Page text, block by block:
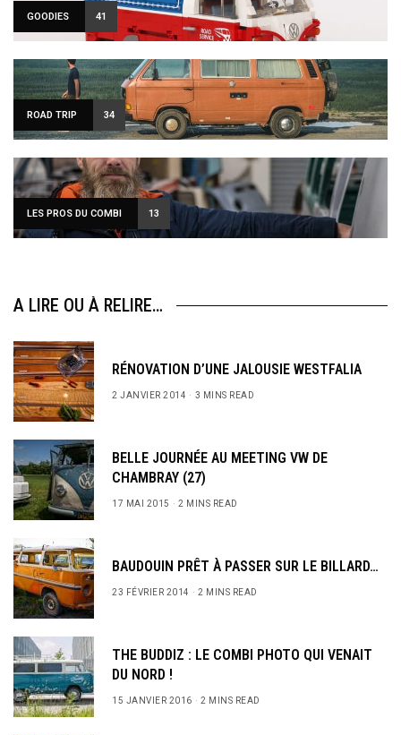
GOODIES 41
ROAD TRIP 34
LES PROS DU COMBI 13
A LIRE OU À RELIRE…
RÉNOVATION D’UNE JALOUSIE WESTFALIA
2 JANVIER 2014 3 MINS READ
BELLE JOURNÉE AU MEETING VW DE
CHAMBRAY (27)
17 MAI 2015 2 MINS READ
BAUDOUIN PRÊT À PASSER SUR LE BILLARD…
23 FÉVRIER 2014 2 MINS READ
THE BUDDIZ : LE COMBI PHOTO QUI VENAIT
DU NORD !
15 JANVIER 2016 2 MINS READ